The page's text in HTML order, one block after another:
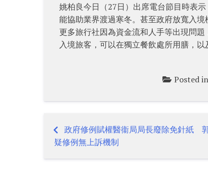
姚柏良今日（27日）出席電台節目時表
能協助業界渡過寒冬。甚至政府放寬入
更多旅行社因為資金流和人手等出現問
入境旅客，可以在獨立餐飲處所用膳，
Posted in
Post
navigation
政府修例賦權醫衞局局長廢除免針紙
疑修例無上訴機制